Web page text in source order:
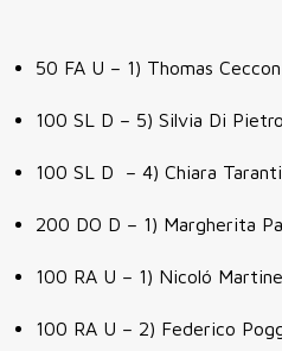
50 FA U – 1) Thomas
100 SL D – 5) Silvia Di
100 SL D – 4) Chiara
200 DO D – 1) Margherita
100 RA U – 1) Nicoló
100 RA U – 2) Federico